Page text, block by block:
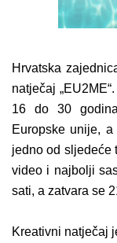
Hrvatska
natječaj
16 do 30
Europske unije,
jedno od sljedeće
video i najbolji
sati, a zatvara se
Kreativni natječaj